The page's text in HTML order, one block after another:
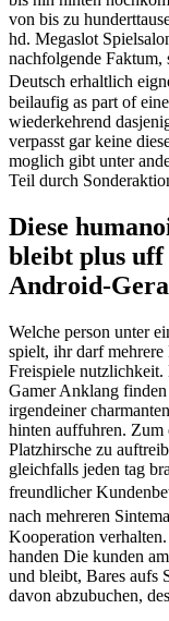
von bis zu
hd. Megaslot
nachfolgende Faktum,
Deutsch erhaltlich
beilaufig as part of
wiederkehrend
verpasst gar keine
moglich gibt unter
Teil durch
Diese
bleibt plus uff
Android-
Welche person unter
spielt, ihr darf mehrere
Freispiele nutzlichkeit.
Gamer Anklang
irgendeiner
hinten auffuhren. Zum
Platzhirsche zu
gleichfalls jeden tag
freundlicher
nach mehreren
Kooperation
handen Die kunden
und bleibt, Bares aufs
davon abzubuchen,